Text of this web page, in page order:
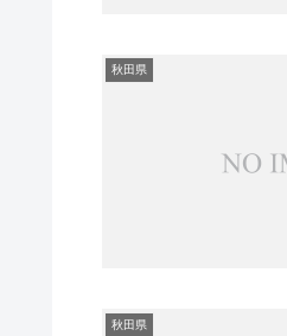
秋田県
秋田県